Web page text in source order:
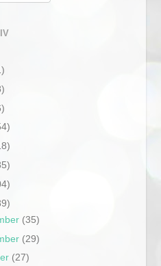
(35)
(29)
(27)